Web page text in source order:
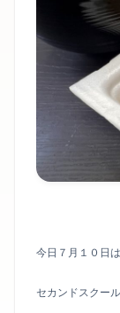
今日７月１０日
セカンドスクー